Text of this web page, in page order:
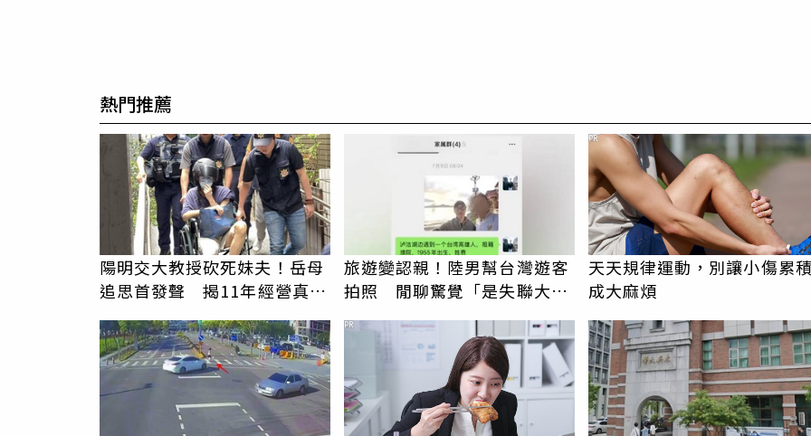
熱門推薦
陽明交大教授砍死妹夫！岳母
追思首發聲 揭11年經營真相
旅遊變認親！陸男幫台灣遊客
拍照 閒聊驚覺「是失聯大
天天規律運動，別讓小傷累
成大麻煩
PR
PR